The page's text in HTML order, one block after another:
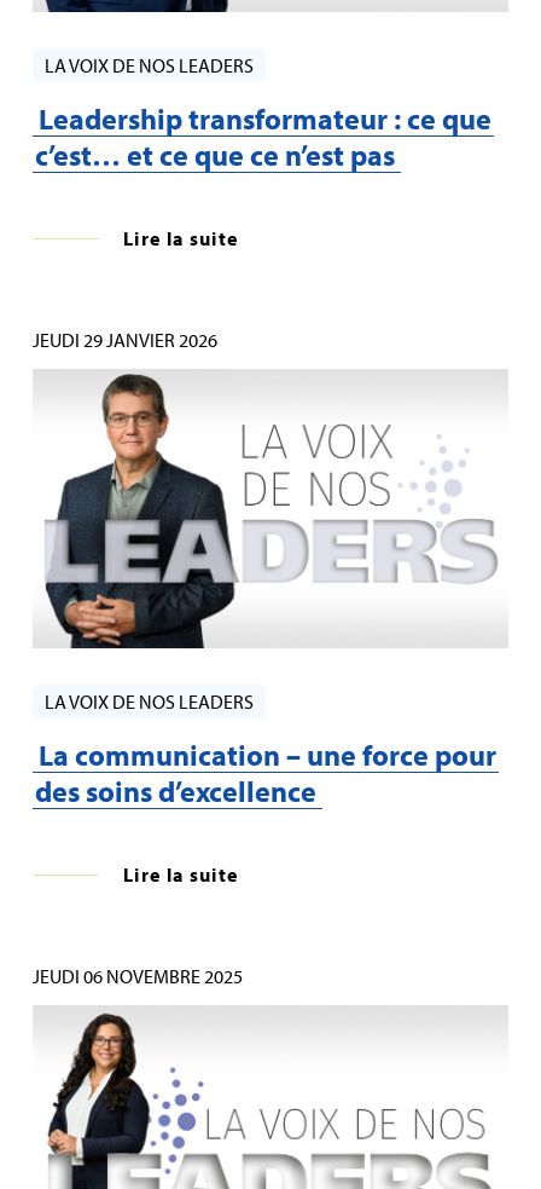
LA VOIX DE NOS LEADERS
Leadership transformateur : ce que
c’est… et ce que ce n’est pas
Lire la suite
JEUDI 29 JANVIER 2026
LA VOIX DE NOS LEADERS
La communication – une force pour
des soins d’excellence
Lire la suite
JEUDI 06 NOVEMBRE 2025